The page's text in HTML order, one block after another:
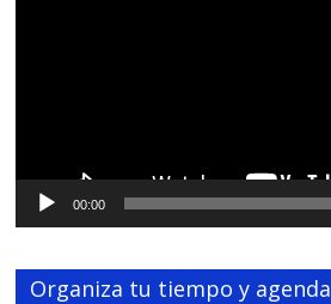
00:00
Organiza tu tiempo y agenda